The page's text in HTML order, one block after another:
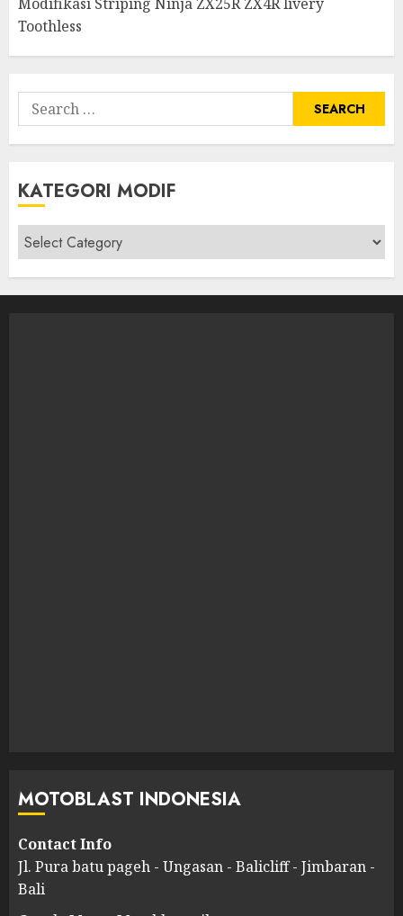
Toothless
Search
for:
KATEGORI MODIF
Kategori
modif
MOTOBLAST INDONESIA
Contact Info
Jl. Pura batu pageh - Ungasan - Balicliff - Jimbaran -
Bali